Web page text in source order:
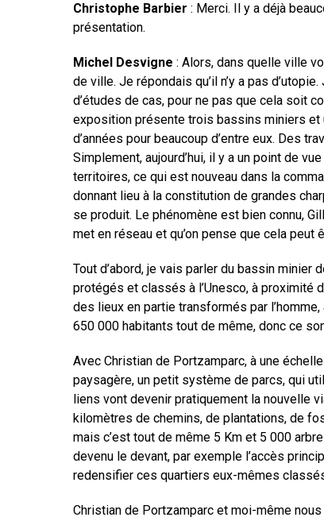
Christophe Barbier : Merci. Il y a déjà
présentation.
Michel Desvigne : Alors, dans quelle ville
de ville. Je répondais qu’il n’y a pas
d’études de cas, pour ne pas que cela soit
exposition présente trois bassins miniers et
d’années pour beaucoup d’entre eux. Des
Simplement, aujourd’hui, il y a un point de
territoires, ce qui est nouveau dans la
donnant lieu à la constitution de grandes
se produit. Le phénomène est bien connu,
met en réseau et qu’on pense que cela
Tout d’abord, je vais parler du bassin minier
protégés et classés à l’Unesco, à proximité
des lieux en partie transformés par
650 000 habitants tout de même, donc ce
Avec Christian de Portzamparc, à une
paysagère, un petit système de parcs, qui
liens vont devenir pratiquement la nouvelle
kilomètres de chemins, de plantations, de
mais c’est tout de même 5 Km et 5 000
devenu le devant, par exemple l’accès
redensifier ces quartiers eux-mêmes classés
Christian de Portzamparc et moi-même